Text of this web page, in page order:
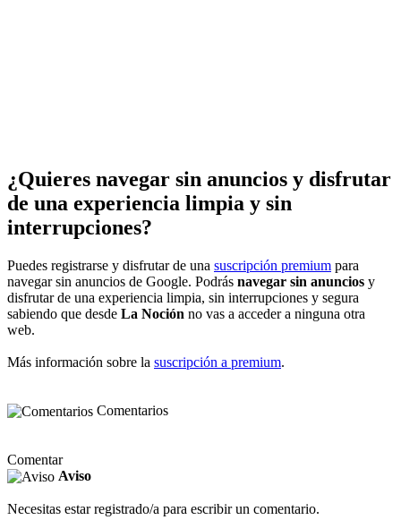
¿Quieres navegar sin anuncios y disfrutar
de una experiencia limpia y sin
interrupciones?
Puedes registrarse y disfrutar de una suscripción premium para
navegar sin anuncios de Google. Podrás navegar sin anuncios y
disfrutar de una experiencia limpia, sin interrupciones y segura
sabiendo que desde La Noción no vas a acceder a ninguna otra
web.
Más información sobre la suscripción a premium.
Comentarios
Comentar
Aviso
Necesitas estar registrado/a para escribir un comentario.